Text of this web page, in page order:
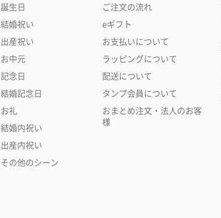
誕生日
結婚祝い
出産祝い
お中元
記念日
結婚記念日
お礼
結婚内祝い
出産内祝い
その他のシーン
ご注文の流れ
eギフト
お支払いについて
ラッピングについて
配送について
タンプ会員について
おまとめ注文・法人のお客
様